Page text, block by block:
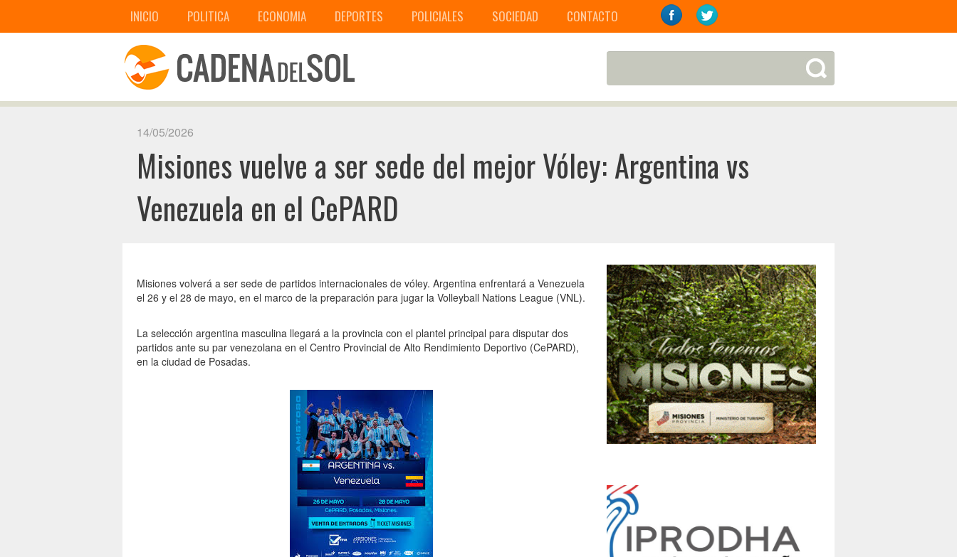
INICIO POLITICA ECONOMIA DEPORTES POLICIALES SOCIEDAD CONTACTO
14/05/2026
Misiones vuelve a ser sede del mejor Vóley: Argentina vs
Venezuela en el CePARD
Misiones volverá a ser sede de partidos internacionales de vóley. Argentina enfrentará a Venezuela
el 26 y el 28 de mayo, en el marco de la preparación para jugar la Volleyball Nations League (VNL).
La selección argentina masculina llegará a la provincia con el plantel principal para disputar dos
partidos ante su par venezolana en el Centro Provincial de Alto Rendimiento Deportivo (CePARD),
en la ciudad de Posadas.